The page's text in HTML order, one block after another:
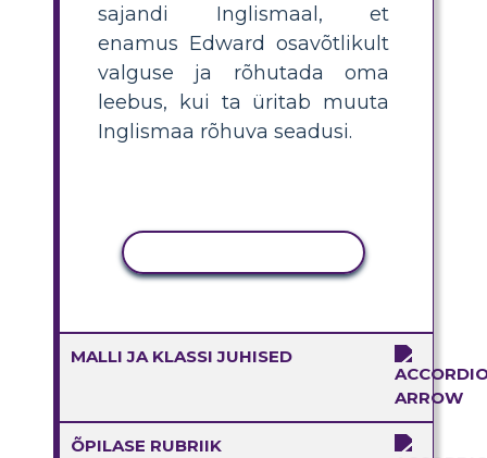
sajandi Inglismaal, et
enamus Edward osavõtlikult
valguse ja rõhutada oma
leebus, kui ta üritab muuta
Inglismaa rõhuva seadusi.
MALLI JA KLASSI JUHISED
ÕPILASE RUBRIIK